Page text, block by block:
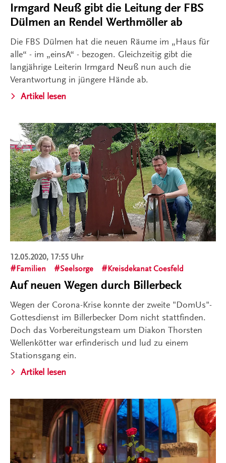
Irmgard Neuß gibt die Leitung der FBS
Dülmen an Rendel Werthmöller ab
Die FBS Dülmen hat die neuen Räume im „Haus für
alle“ - im „einsA“ - bezogen. Gleichzeitig gibt die
langjährige Leiterin Irmgard Neuß nun auch die
Verantwortung in jüngere Hände ab.
Artikel lesen
12.05.2020, 17:55 Uhr
Familien
Seelsorge Kreisdekanat Coesfeld
Auf neuen Wegen durch Billerbeck
Wegen der Corona-Krise konnte der zweite "DomUs"-
Gottesdienst im Billerbecker Dom nicht stattfinden.
Doch das Vorbereitungsteam um Diakon Thorsten
Wellenkötter war erfinderisch und lud zu einem
Stationsgang ein.
Artikel lesen